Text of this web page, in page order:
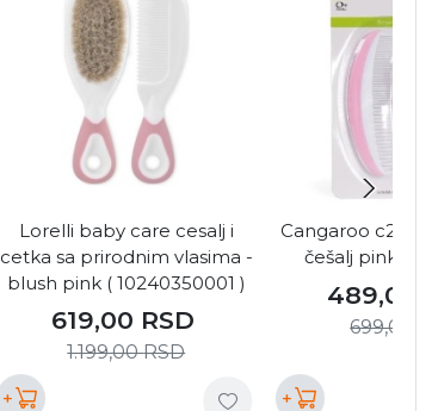
Lorelli baby care cesalj i
cetka sa prirodnim vlasima -
blush pink ( 10240350001 )
619,00 RSD
1.199,00RSD
+
Cangaroo c2000
češalj pink (
489,00
699,00
+